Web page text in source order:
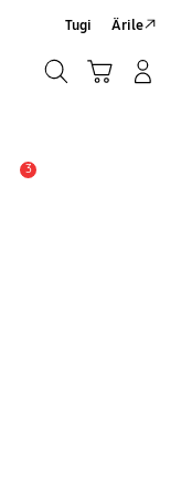
Tugi Ärile
3